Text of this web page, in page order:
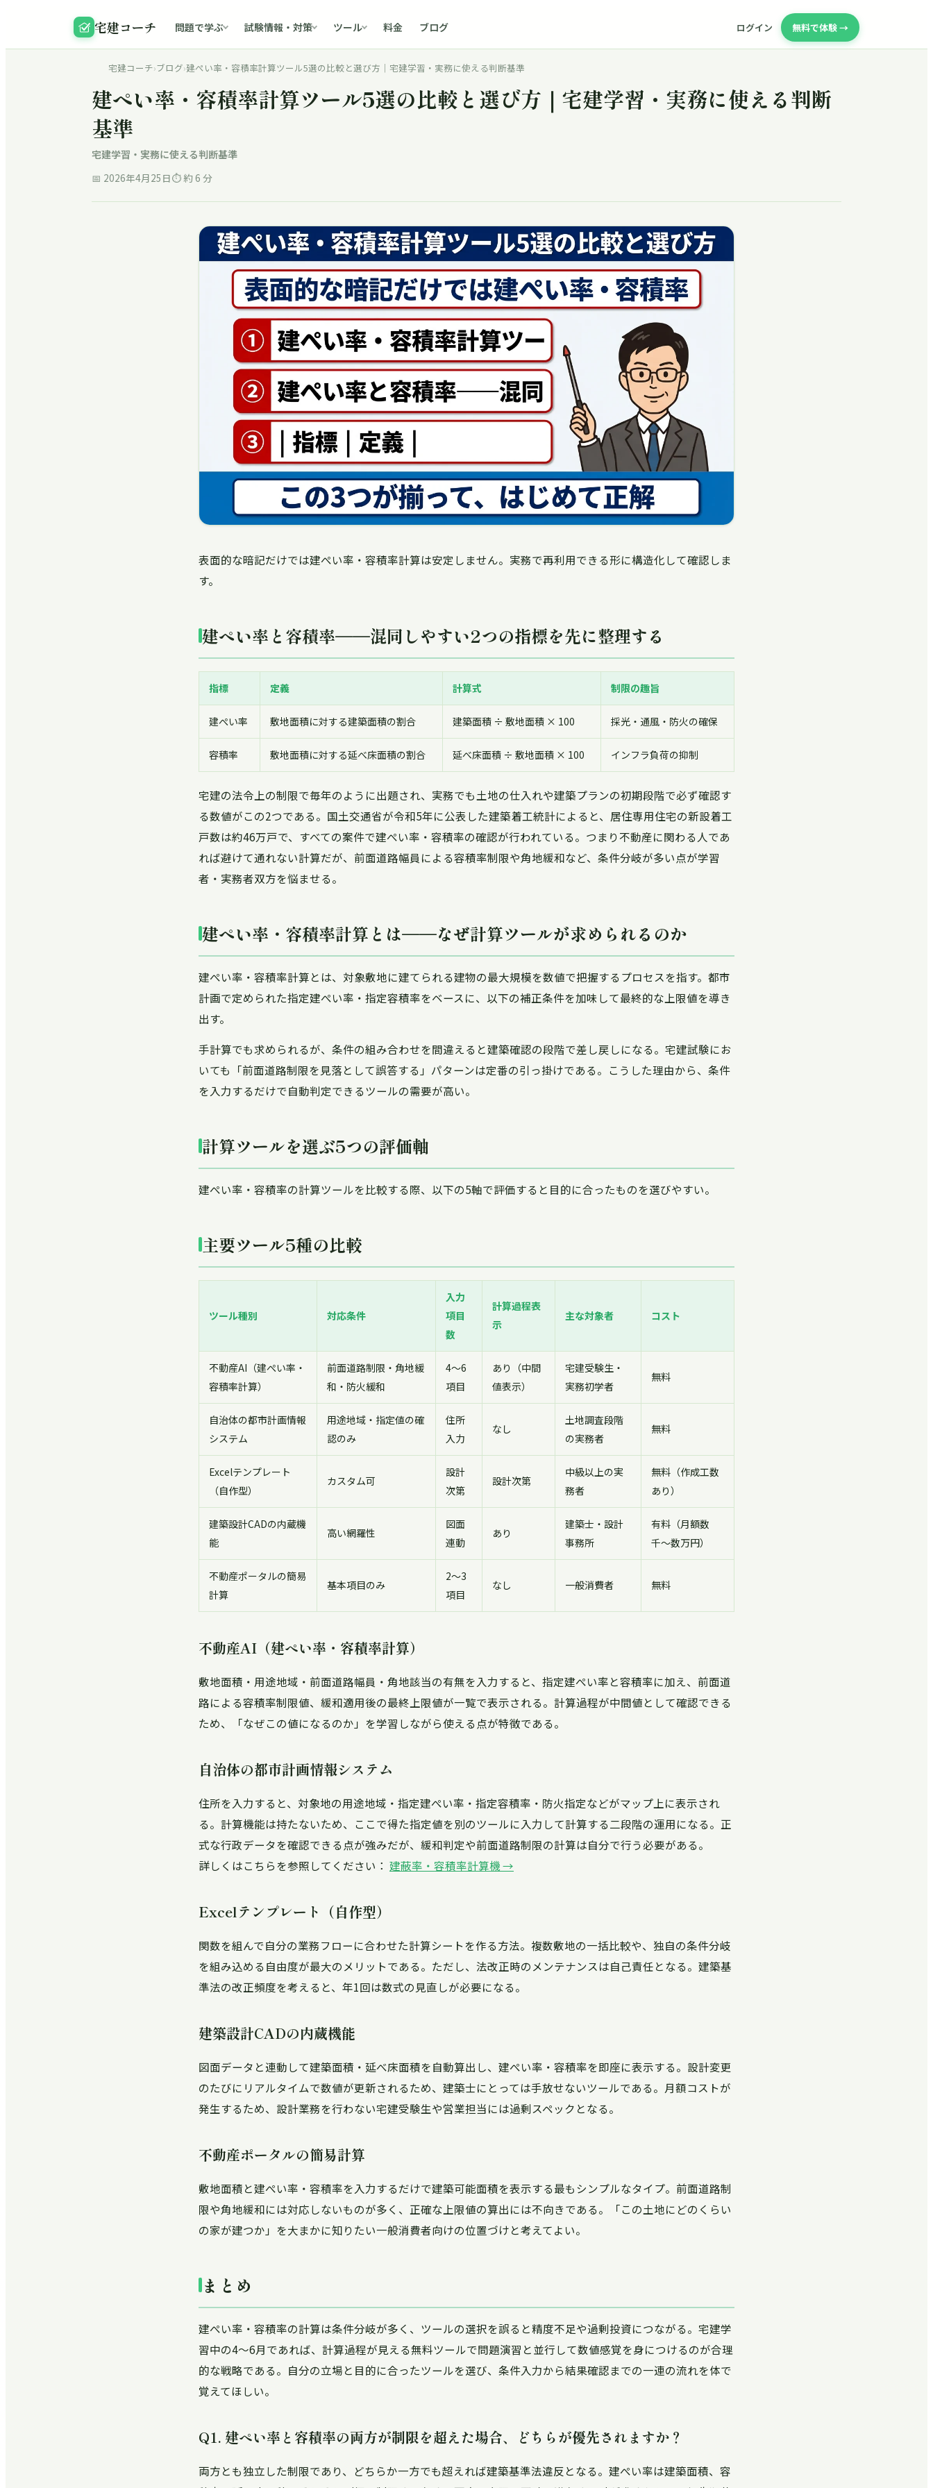
宅建コーチ 問題で学ぶ 試験情報・対策 ツール 料金 ブログ ログイン 無料で体験 →
宅建コーチ›ブログ›建ぺい率・容積率計算ツール5選の比較と選び方｜宅建学習・実務に使える判断基準
建ぺい率・容積率計算ツール5選の比較と選び方｜宅建学習・実務に使える判断
基準
宅建学習・実務に使える判断基準
📅 2026年4月25日⏱ 約6 分
表面的な暗記だけでは建ぺい率・容積率計算は安定しません。実務で再利用できる形に構造化して確認しま
す。
建ぺい率と容積率——混同しやすい2つの指標を先に整理する
指標 定義 計算式 制限の趣旨
建ぺい率 敷地面積に対する建築面積の割合 建築面積 ÷ 敷地面積 × 100 採光・通風・防火の確保
容積率 敷地面積に対する延べ床面積の割合 延べ床面積 ÷ 敷地面積 × 100 インフラ負荷の抑制
宅建の法令上の制限で毎年のように出題され、実務でも土地の仕入れや建築プランの初期段階で必ず確認す
る数値がこの2つである。国土交通省が令和5年に公表した建築着工統計によると、居住専用住宅の新設着工
戸数は約46万戸で、すべての案件で建ぺい率・容積率の確認が行われている。つまり不動産に関わる人であ
れば避けて通れない計算だが、前面道路幅員による容積率制限や角地緩和など、条件分岐が多い点が学習
者・実務者双方を悩ませる。
建ぺい率・容積率計算とは——なぜ計算ツールが求められるのか
建ぺい率・容積率計算とは、対象敷地に建てられる建物の最大規模を数値で把握するプロセスを指す。都市
計画で定められた指定建ぺい率・指定容積率をベースに、以下の補正条件を加味して最終的な上限値を導き
出す。
手計算でも求められるが、条件の組み合わせを間違えると建築確認の段階で差し戻しになる。宅建試験にお
いても「前面道路制限を見落として誤答する」パターンは定番の引っ掛けである。こうした理由から、条件
を入力するだけで自動判定できるツールの需要が高い。
計算ツールを選ぶ5つの評価軸
建ぺい率・容積率の計算ツールを比較する際、以下の5軸で評価すると目的に合ったものを選びやすい。
主要ツール5種の比較
ツール種別 対応条件
入力
項目
数
計算過程表
示
主な対象者 コスト
不動産AI（建ぺい率・
容積率計算）
前面道路制限・角地緩
和・防火緩和
4〜6
項目
あり（中間
値表示）
宅建受験生・
実務初学者
無料
自治体の都市計画情報
システム
用途地域・指定値の確
認のみ
住所
入力
なし
土地調査段階
の実務者
無料
Excelテンプレート
（自作型）
カスタム可
設計
次第
設計次第
中級以上の実
務者
無料（作成工数
あり）
建築設計CADの内蔵機
能
高い網羅性
図面
連動
あり
建築士・設計
事務所
有料（月額数
千〜数万円）
不動産ポータルの簡易
計算
基本項目のみ
2〜3
項目
なし 一般消費者 無料
不動産AI（建ぺい率・容積率計算）
敷地面積・用途地域・前面道路幅員・角地該当の有無を入力すると、指定建ぺい率と容積率に加え、前面道
路による容積率制限値、緩和適用後の最終上限値が一覧で表示される。計算過程が中間値として確認できる
ため、「なぜこの値になるのか」を学習しながら使える点が特徴である。
自治体の都市計画情報システム
住所を入力すると、対象地の用途地域・指定建ぺい率・指定容積率・防火指定などがマップ上に表示され
る。計算機能は持たないため、ここで得た指定値を別のツールに入力して計算する二段階の運用になる。正
式な行政データを確認できる点が強みだが、緩和判定や前面道路制限の計算は自分で行う必要がある。
詳しくはこちらを参照してください： 建蔽率・容積率計算機 →
Excelテンプレート（自作型）
関数を組んで自分の業務フローに合わせた計算シートを作る方法。複数敷地の一括比較や、独自の条件分岐
を組み込める自由度が最大のメリットである。ただし、法改正時のメンテナンスは自己責任となる。建築基
準法の改正頻度を考えると、年1回は数式の見直しが必要になる。
建築設計CADの内蔵機能
図面データと連動して建築面積・延べ床面積を自動算出し、建ぺい率・容積率を即座に表示する。設計変更
のたびにリアルタイムで数値が更新されるため、建築士にとっては手放せないツールである。月額コストが
発生するため、設計業務を行わない宅建受験生や営業担当には過剰スペックとなる。
不動産ポータルの簡易計算
敷地面積と建ぺい率・容積率を入力するだけで建築可能面積を表示する最もシンプルなタイプ。前面道路制
限や角地緩和には対応しないものが多く、正確な上限値の算出には不向きである。「この土地にどのくらい
の家が建つか」を大まかに知りたい一般消費者向けの位置づけと考えてよい。
まとめ
建ぺい率・容積率の計算は条件分岐が多く、ツールの選択を誤ると精度不足や過剰投資につながる。宅建学
習中の4〜6月であれば、計算過程が見える無料ツールで問題演習と並行して数値感覚を身につけるのが合理
的な戦略である。自分の立場と目的に合ったツールを選び、条件入力から結果確認までの一連の流れを体で
覚えてほしい。
Q1. 建ぺい率と容積率の両方が制限を超えた場合、どちらが優先されますか？
両方とも独立した制限であり、どちらか一方でも超えれば建築基準法違反となる。建ぺい率は建築面積、容